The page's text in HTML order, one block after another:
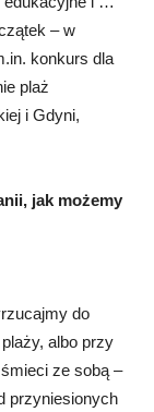
– w
konkurs dla
plaż
i Gdyni,
jak możemy
do
albo przy
ze sobą –
przyniesionych